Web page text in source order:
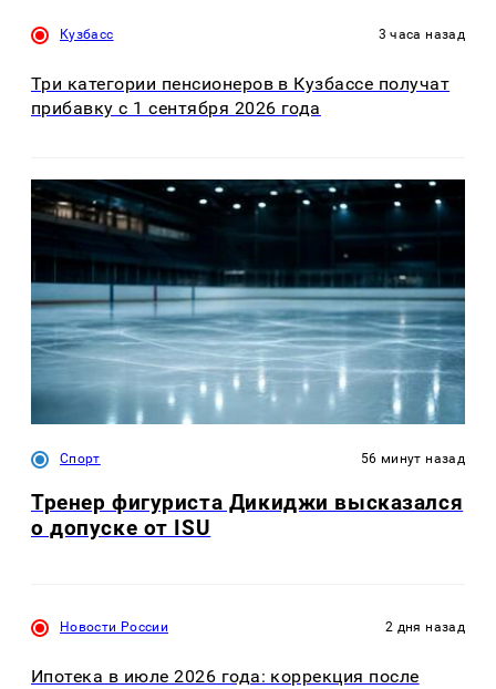
Кузбасс 3 часа назад
Три категории пенсионеров в Кузбассе получат
прибавку с 1 сентября 2026 года
Спорт 56 минут назад
Тренер фигуриста Дикиджи высказался
о допуске от ISU
Новости России 2 дня назад
Ипотека в июле 2026 года: коррекция после